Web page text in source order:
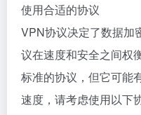
使用合适的协议
VPN协议决定了数据加
议在速度和安全之间权
标准的协议，但它可能
速度，请考虑使用以下